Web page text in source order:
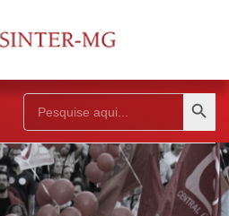
Search
for:
Search Button